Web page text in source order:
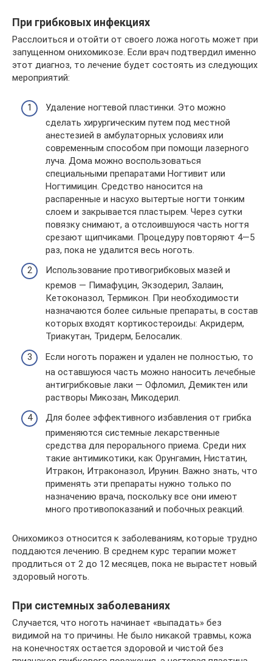
При грибковых инфекциях
Расслоиться и отойти от своего ложа ноготь может при
запущенном онихомикозе. Если врач подтвердил именно
этот диагноз, то лечение будет состоять из следующих
мероприятий:
Удаление ногтевой пластинки. Это можно
сделать хирургическим путем под местной
анестезией в амбулаторных условиях или
современным способом при помощи лазерного
луча. Дома можно воспользоваться
специальными препаратами Ногтивит или
Ногтимицин. Средство наносится на
распаренные и насухо вытертые ногти тонким
слоем и закрывается пластырем. Через сутки
повязку снимают, а отслоившуюся часть ногтя
срезают щипчиками. Процедуру повторяют 4—5
раз, пока не удалится весь ноготь.
Использование противогрибковых мазей и
кремов — Пимафуцин, Экзодерил, Залаин,
Кетоконазол, Термикон. При необходимости
назначаются более сильные препараты, в состав
которых входят кортикостероиды: Акридерм,
Триакутан, Тридерм, Белосалик.
Если ноготь поражен и удален не полностью, то
на оставшуюся часть можно наносить лечебные
антигрибковые лаки — Офломил, Демиктен или
растворы Микозан, Микодерил.
Для более эффективного избавления от грибка
применяются системные лекарственные
средства для перорального приема. Среди них
такие антимикотики, как Орунгамин, Нистатин,
Итракон, Итраконазол, Ирунин. Важно знать, что
применять эти препараты нужно только по
назначению врача, поскольку все они имеют
много противопоказаний и побочных реакций.
Онихомикоз относится к заболеваниям, которые трудно
поддаются лечению. В среднем курс терапии может
продлиться от 2 до 12 месяцев, пока не вырастет новый
здоровый ноготь.
При системных заболеваниях
Случается, что ноготь начинает «выпадать» без
видимой на то причины. Не было никакой травмы, кожа
на конечностях остается здоровой и чистой без